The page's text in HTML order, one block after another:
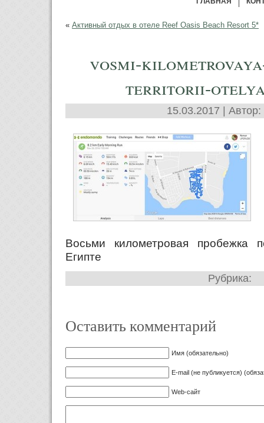
« Активный отдых в отеле Reef Oasis Beach Resort 5*
vosmi-
territorii-
15.03.2017 | Автор:
Восьми километровая пробежка
Египте
Рубрика:
Оставить комментарий
Имя (обязательно)
E-mail (не публикуется)
Web-сайт